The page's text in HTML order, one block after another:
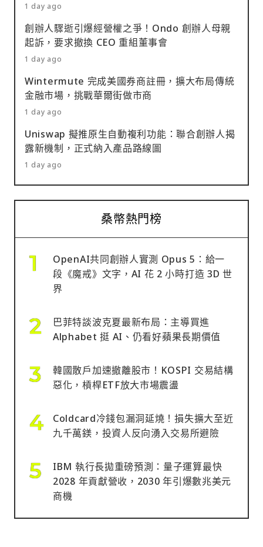
1 day ago
創辦人驟逝引爆經營權之爭！Ondo 創辦人母親
起訴，要求撤換 CEO 重組董事會
1 day ago
Wintermute 完成美國券商註冊，擴大布局傳統
金融市場，挑戰華爾街做市商
1 day ago
Uniswap 擬推原生自動複利功能：聯合創辦人揭
露新機制，正式納入產品路線圖
1 day ago
桑幣熱門榜
OpenAI共同創辦人實測 Opus 5：給一
段《魔戒》文字，AI 花 2 小時打造 3D 世
界
巴菲特談波克夏最新布局：主導買進
Alphabet 挺 AI、仍看好蘋果長期價值
韓國散戶加速撤離股市！KOSPI 交易結構
惡化，槓桿ETF放大市場震盪
Coldcard冷錢包漏洞延燒！損失擴大至近
九千萬鎂，投資人反向湧入交易所避險
IBM 執行長拋重磅預測：量子運算最快
2028 年貢獻營收，2030 年引爆數兆美元
商機